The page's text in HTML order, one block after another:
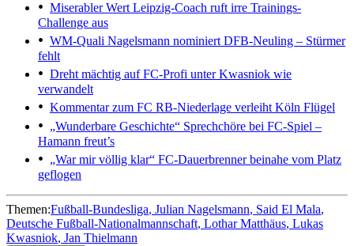
Miserabler Wert Leipzig-Coach ruft irre Trainings-
Challenge aus
WM-Quali Nagelsmann nominiert DFB-Neuling – Stürmer
fehlt
Dreht mächtig aufFC-Profi unter Kwasniok wie
verwandelt
Kommentar zum FC RB-Niederlage verleiht Köln Flügel
„Wunderbare Geschichte“ Sprechchöre bei FC-Spiel –
Hamann freut’s
„War mir völlig klar“ FC-Dauerbrenner beinahe vom Platz
geflogen
Themen:Fußball-Bundesliga Julian Nagelsmann Said El Mala
Deutsche Fußball-Nationalmannschaft Lothar Matthäus Lukas
Kwasniok Jan Thielmann